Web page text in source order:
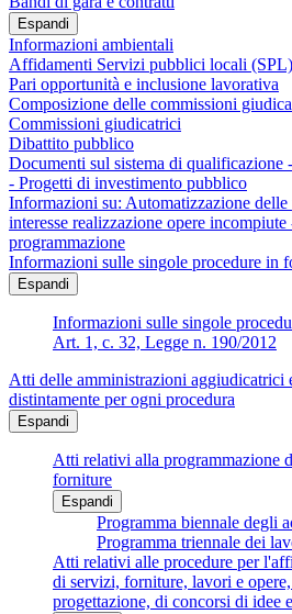
Espandi
Informazioni ambientali
Affidamenti Servizi pubblici locali (SPL)
Pari opportunità e inclusione lavorativa
Composizione delle commissioni
Commissioni giudicatrici
Dibattito pubblico
Documenti sul sistema di
- Progetti di investimento pubblico
Informazioni su: Automatizzazione
interesse realizzazione opere
programmazione
Informazioni sulle singole procedure in
Espandi
Informazioni sulle singole
Art. 1, c. 32, Legge n. 190/2012
Atti delle amministrazioni aggiudicatrici
distintamente per ogni procedura
Espandi
Atti relativi alla programmazione
forniture
Espandi
Programma biennale degli
Programma triennale dei
Atti relativi alle procedure per
di servizi, forniture, lavori e
progettazione, di concorsi di idee